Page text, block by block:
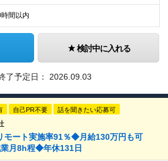
間以内
検討中に入れる
了予定日： 2026.09.03
自己PR不要 話を聞きたい応募可
モート実施率91％◆月給130万円も可
月8h程◆年休131日